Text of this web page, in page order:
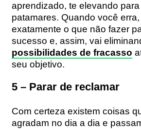
aprendizado, te elevando
patamares. Quando você
exatamente o que não fazer
sucesso e, assim, vai
possibilidades de fracasso
seu objetivo.
5 – Parar de reclamar
Com certeza existem coisas
agradam no dia a dia e